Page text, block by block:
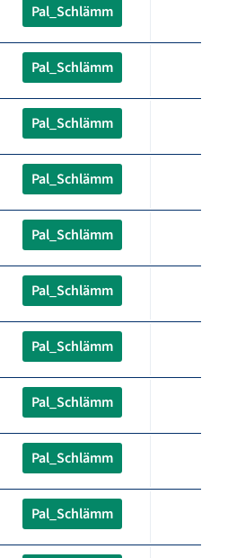
Pal_Schlämm
Pal_Schlämm
Pal_Schlämm
Pal_Schlämm
Pal_Schlämm
Pal_Schlämm
Pal_Schlämm
Pal_Schlämm
Pal_Schlämm
Pal_Schlämm